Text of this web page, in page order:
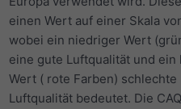
einen Wert auf einer Skala
wobei ein niedriger Wert
eine gute Luftqualität und ein
Wert ( rote Farben) schlechte
Luftqualität bedeutet. Die